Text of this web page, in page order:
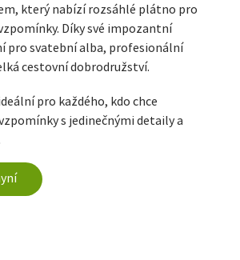
který nabízí rozsáhlé plátno pro
Díky své impozantní
pro svatební alba, profesionální
cestovní dobrodružství.
pro každého, kdo chce
s jedinečnými detaily a